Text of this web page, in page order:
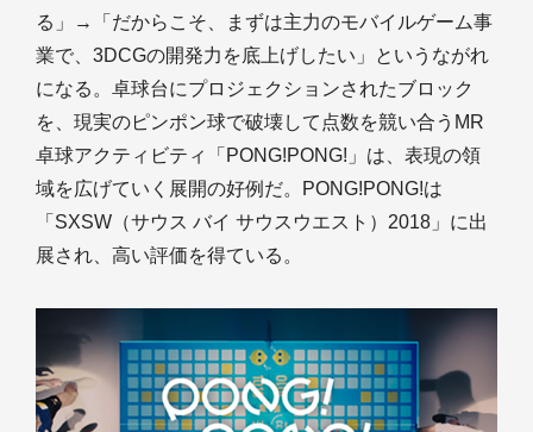
る」→「だからこそ、まずは主力のモバイルゲーム事
業で、3DCGの開発力を底上げしたい」というながれ
になる。卓球台にプロジェクションされたブロック
を、現実のピンポン球で破壊して点数を競い合うMR
卓球アクティビティ「PONG!PONG!」は、表現の領
域を広げていく展開の好例だ。PONG!PONG!は
「SXSW（サウス バイ サウスウエスト）2018」に出
展され、高い評価を得ている。